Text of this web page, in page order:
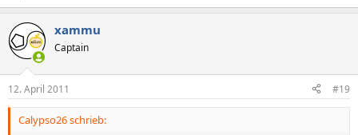
xammu
Captain
12. April 2011 #19
Calypso26 schrieb: